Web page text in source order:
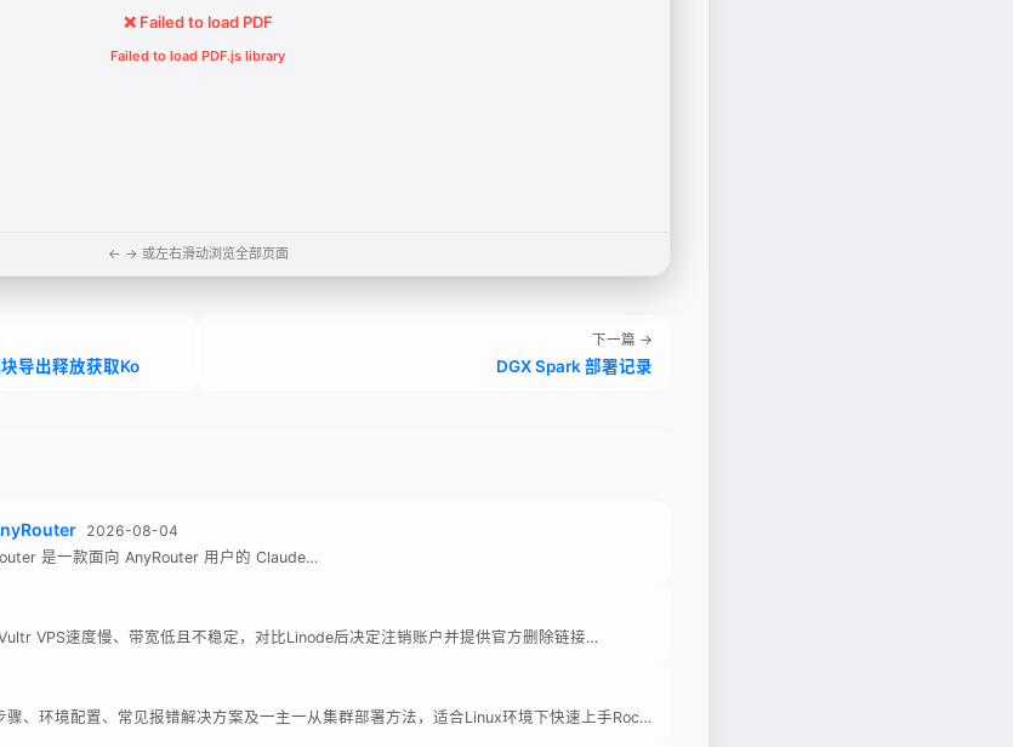
❌ Failed to load PDF
Failed to load PDF.js library
← → 或左右滑动浏览全部页面
导出释放获取Ko
下一篇 →
DGX Spark 部署记录
2026-08-04
是一款面向 AnyRouter 用户的 Claude…
VPS速度慢、带宽低且不稳定，对比Linode后决定注销账户并提供官方删除链接…
、环境配置、常见报错解决方案及一主一从集群部署方法，适合Linux环境下快速上手Roc…